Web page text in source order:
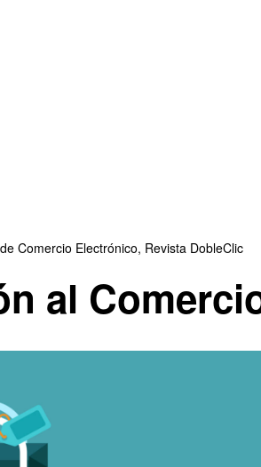
Comercio Electrónico, Revista DobleClic
al